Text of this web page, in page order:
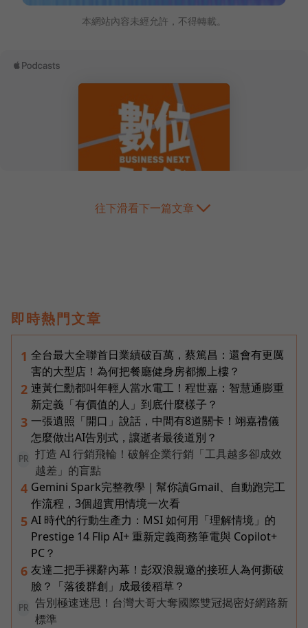
本網站內容未經允許，不得轉載。
往下滑看下一篇文章
即時熱門文章
1 全台最大全聯首日業績破百萬，蔡篤昌：還會有更厲
害的大型店！為何把餐廳健身房都搬上樓？
2 連黃仁勳都叫年輕人當水電工！程世嘉：智慧通膨重
新定義「有價值的人」到底什麼樣子？
3 一張遺照「開口」說話，中間有8道關卡！翊嘉禮儀
怎麼做出AI告別式，讓逝者最後道別？
PR
打造 AI 行銷飛輪！破解企業行銷「工具越多卻成效
越差」的盲點
4 Gemini Spark完整教學｜幫你讀Gmail、自動跑完工
作流程，3個超實用情境一次看
5 AI 時代的行動生產力：MSI 如何用「理解情境」的
Prestige 14 Flip AI+ 重新定義商務筆電與 Copilot+
PC？
6 友達二把手裸辭內幕！彭双浪親邀的接班人為何撕破
臉？「落後群創」成最後稻草？
PR
告別極速迷思！台灣大哥大奪國際雙冠揭密好網路新
標準